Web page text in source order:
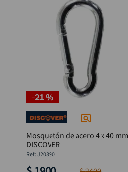
-21 %
Mosquetón de acero 4 x 40 mm
DISCOVER
: J20390